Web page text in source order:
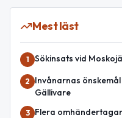
Mest läst
1 Sökinsats vid
2
Invånarnas
Gällivare
3
Flera